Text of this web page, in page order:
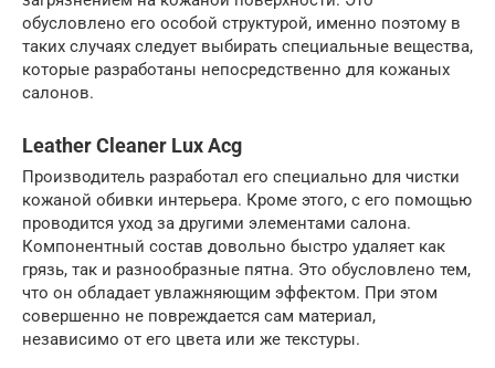
обусловлено его особой структурой, именно поэтому в
таких случаях следует выбирать специальные вещества,
которые разработаны непосредственно для кожаных
салонов.
Leather Cleaner Lux Acg
Производитель разработал его специально для чистки
кожаной обивки интерьера. Кроме этого, с его помощью
проводится уход за другими элементами салона.
Компонентный состав довольно быстро удаляет как
грязь, так и разнообразные пятна. Это обусловлено тем,
что он обладает увлажняющим эффектом. При этом
совершенно не повреждается сам материал,
независимо от его цвета или же текстуры.